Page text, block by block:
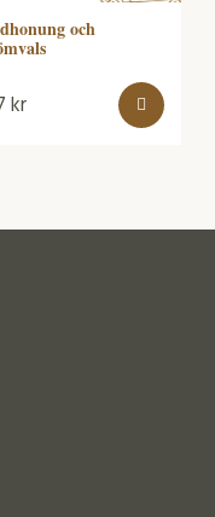
och
kr